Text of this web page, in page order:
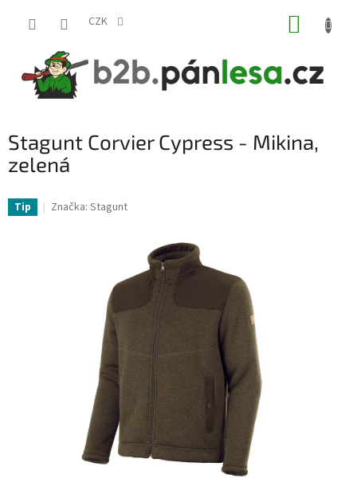
CZK
Stagunt Corvier Cypress - Mikina,
zelená
Tip Značka: Stagunt